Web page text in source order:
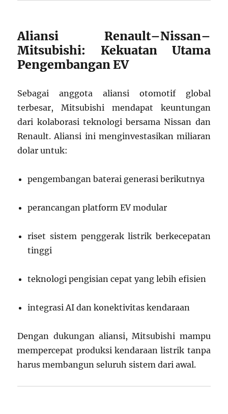
Aliansi Renault–Nissan–
Mitsubishi: Kekuatan Utama
Pengembangan EV
Sebagai anggota aliansi otomotif global
terbesar, Mitsubishi mendapat keuntungan
dari kolaborasi teknologi bersama Nissan dan
Renault. Aliansi ini menginvestasikan miliaran
dolar untuk:
pengembangan baterai generasi berikutnya
perancangan platform EV modular
riset sistem penggerak listrik berkecepatan
tinggi
teknologi pengisian cepat yang lebih efisien
integrasi AI dan konektivitas kendaraan
Dengan dukungan aliansi, Mitsubishi mampu
mempercepat produksi kendaraan listrik tanpa
harus membangun seluruh sistem dari awal.